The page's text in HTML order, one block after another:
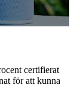
certifierat
för att kunna